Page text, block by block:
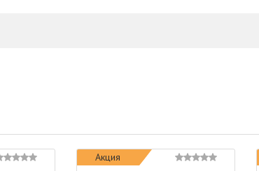
Акция